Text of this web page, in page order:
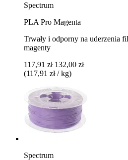
Spectrum
PLA Pro Magenta
Trwały i odporny na uderzenia
magenty
117,91 zł 132,00 zł
(117,91 zł / kg)
Spectrum